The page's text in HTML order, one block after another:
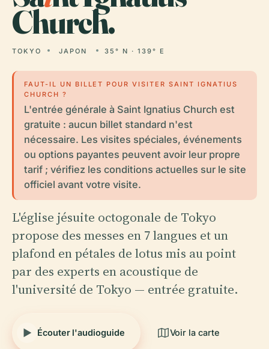
Church.
TOKYO JAPON 35° N · 139° E
FAUT-IL UN BILLET POUR VISITER SAINT IGNATIUS
CHURCH ?
L'entrée générale à Saint Ignatius Church est
gratuite : aucun billet standard n'est
nécessaire. Les visites spéciales, événements
ou options payantes peuvent avoir leur propre
tarif ; vérifiez les conditions actuelles sur le site
officiel avant votre visite.
L'église jésuite octogonale de Tokyo
propose des messes en 7 langues et un
plafond en pétales de lotus mis au point
par des experts en acoustique de
l'université de Tokyo — entrée gratuite.
Écouter l'audioguide Voir la carte